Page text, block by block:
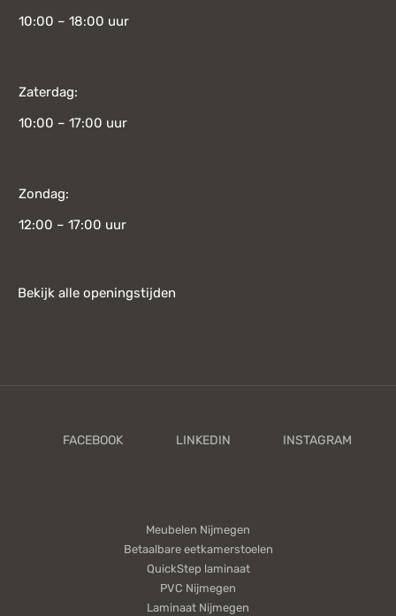
10:00 – 18:00 uur
Zaterdag:
10:00 – 17:00 uur
Zondag:
12:00 – 17:00 uur
Bekijk alle openingstijden
Meubelen Nijmegen
Betaalbare eetkamerstoelen
QuickStep laminaat
PVC Nijmegen
Laminaat Nijmegen